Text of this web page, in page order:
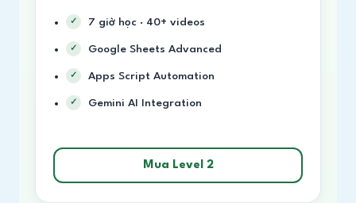
7 giờ học · 40+ videos
Google Sheets Advanced
Apps Script Automation
Gemini AI Integration
Mua Level 2